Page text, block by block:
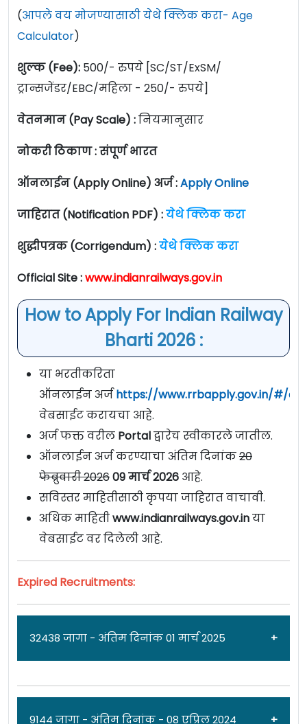
(आपले वय मोजण्यासाठी येथे क्लिक करा- Age
Calculator)
शुल्क (Fee): 500/- रुपये [SC/ST/ExSM/
ट्रान्सजेंडर/EBC/महिला - 250/- रुपये]
वेतनमान (Pay Scale) :नियमानुसार
नोकरी ठिकाण : संपूर्ण भारत
ऑनलाईन (Apply Online) अर्ज :Apply Online
जाहिरात (Notification PDF) :येथे क्लिक करा
शुद्धीपत्रक (Corrigendum) :येथे क्लिक करा
Official Site :www.indianrailways.gov.in
How to Apply For Indian Railway
Bharti 2026 :
या भरतीकरिता
ऑनलाईन अर्जhttps://www.rrbapply.gov.in/#/
वेबसाईट करायचा आहे.
अर्ज फक्त वरील Portalद्वारेच स्वीकारले जातील.
ऑनलाईन अर्ज करण्याचा अंतिम दिनांक20
फेब्रुवारी 202609 मार्च 2026 आहे.
सविस्तर माहितीसाठी कृपया जाहिरात वाचावी.
अधिक माहितीwww.indianrailways.gov.inया
वेबसाईट वर दिलेली आहे.
Expired Recruitments:
32438 जागा - अंतिम दिनांक 01 मार्च 2025
जाहिरात दिनांक: 21/02/25
9144 जागा - अंतिम दिनांक - 08 एप्रिल 2024